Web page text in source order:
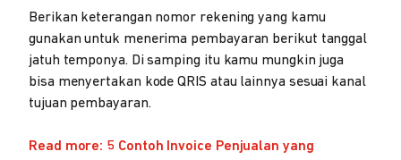
Berikan keterangan nomor rekening yang kamu
gunakan untuk menerima pembayaran berikut tanggal
jatuh temponya. Di samping itu kamu mungkin juga
bisa menyertakan kode QRIS atau lainnya sesuai kanal
tujuan pembayaran.
Read more: 5 Contoh Invoice Penjualan yang